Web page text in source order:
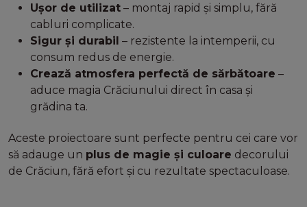
Ușor de utilizat – montaj rapid și simplu, fără
cabluri complicate.
Sigur și durabil – rezistente la intemperii, cu
consum redus de energie.
Crează atmosfera perfectă de sărbătoare –
aduce magia Crăciunului direct în casa și
grădina ta.
Aceste proiectoare sunt perfecte pentru cei care vor
să adauge un plus de magie și culoare decorului
de Crăciun, fără efort și cu rezultate spectaculoase.